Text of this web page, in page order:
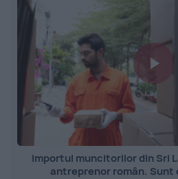
Importul muncitorilor din Sri
antreprenor român. Sunt